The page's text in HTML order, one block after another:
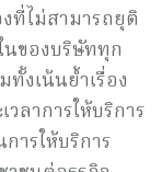
ที่ไม่สามารถยุติ
นของบริษัททุก
งเน้นย้ำเรื่อง
ลาการให้บริการ
ารให้บริการ